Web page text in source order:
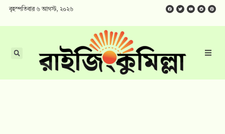
বৃহস্পতিবার ৬ আগস্ট, ২০২৬